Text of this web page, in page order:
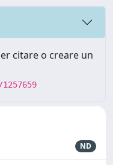
citare o creare un
ND